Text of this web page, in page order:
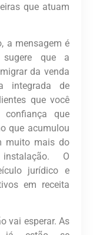
que atuam
, a mensagem é
que a
da venda
integrada de
que você
que
que acumulou
muito mais do
O
jurídico e
em receita
vai esperar. As